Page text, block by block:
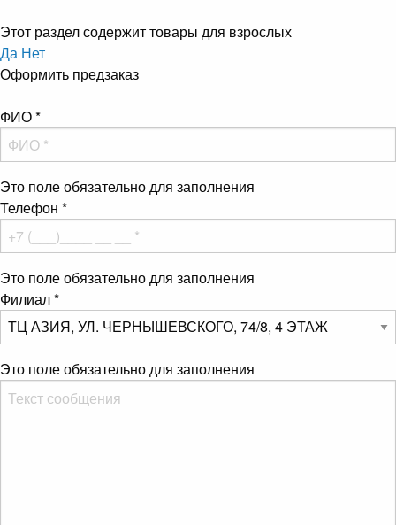
Этот раздел содержит товары для взрослых
Да Нет
Оформить предзаказ
ФИО*
Это поле обязательно для заполнения
Телефон *
Это поле обязательно для заполнения
Филиал*
Это поле обязательно для заполнения